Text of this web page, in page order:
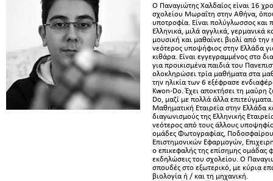
Ο Παναγιώτης Χαλδαίος είναι 16
σχολείου Μωραΐτη στην Αθήνα,
υποτροφία. Είναι πολύγλωσσος
Ελληνικά, μιλά αγγλικά, γερμανικά
μουσική και μαθαίνει βιολί από
νεότερος υποψήφιος στην Ελλάδα
κιθάρα. Είναι εγγεγραμμένος στο
για προικισμένα παιδιά του
ολοκληρώσει τρία μαθήματα στα
την ηλικία των 6 εξέφρασε
Kwon-Do. Έχει αποκτήσει τη μαύρη
Do, μαζί με πολλά άλλα
Μαθηματική Εταιρεία στην Ελλάδα
διαγωνισμούς της Ελληνικής
νεότερος από τους άλλους
ομάδες Φωτογραφίας,
Επιστημονικών Εφαρμογών,
ο επικεφαλής της επίσημης ομάδας
εκδηλώσεις του σχολείου. Ο
σπουδές στο εξωτερικό, με κύρια
βιολογία ή / και τη μηχανική.